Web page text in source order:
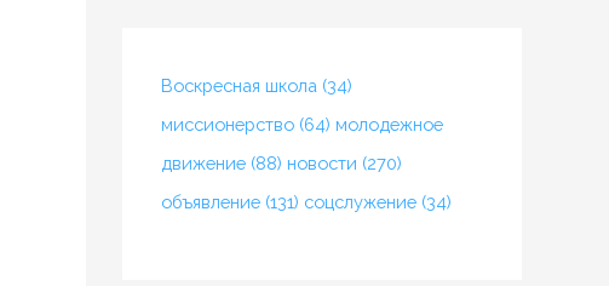
к
:
Воскресная школа (34)
миссионерство (64) молодежное
движение (88) новости (270)
объявление (131) соцслужение (34)